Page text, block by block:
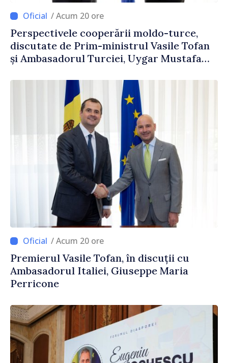
/ Acum 20 ore
Perspectivele cooperării moldo-turce,
discutate de Prim-ministrul Vasile Tofan
și Ambasadorul Turciei, Uygar Mustafa
/ Acum 20 ore
Premierul Vasile Tofan, în discuții cu
Ambasadorul Italiei, Giuseppe Maria
Perricone